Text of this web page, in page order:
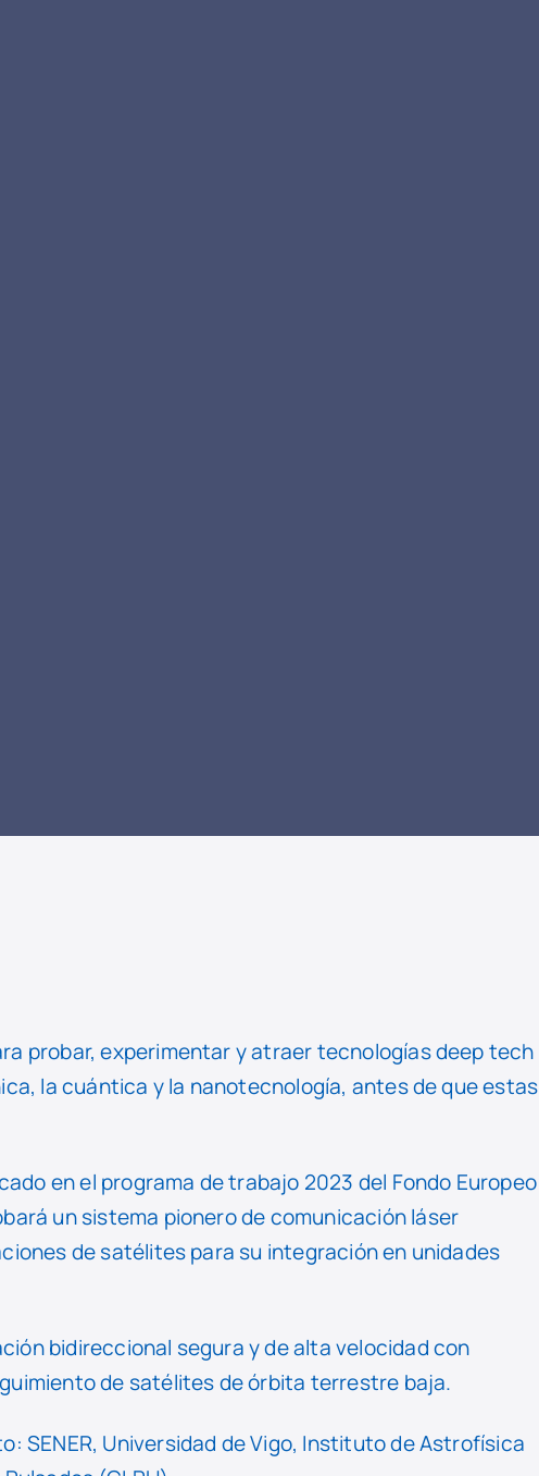
probar, experimentar y atraer tecnologías deep tech
la cuántica y la nanotecnología, antes de que estas
en el programa de trabajo 2023 del Fondo Europeo
un sistema pionero de comunicación láser
de satélites para su integración en unidades
bidireccional segura y de alta velocidad con
de satélites de órbita terrestre baja.
SENER, Universidad de Vigo, Instituto de Astrofísica